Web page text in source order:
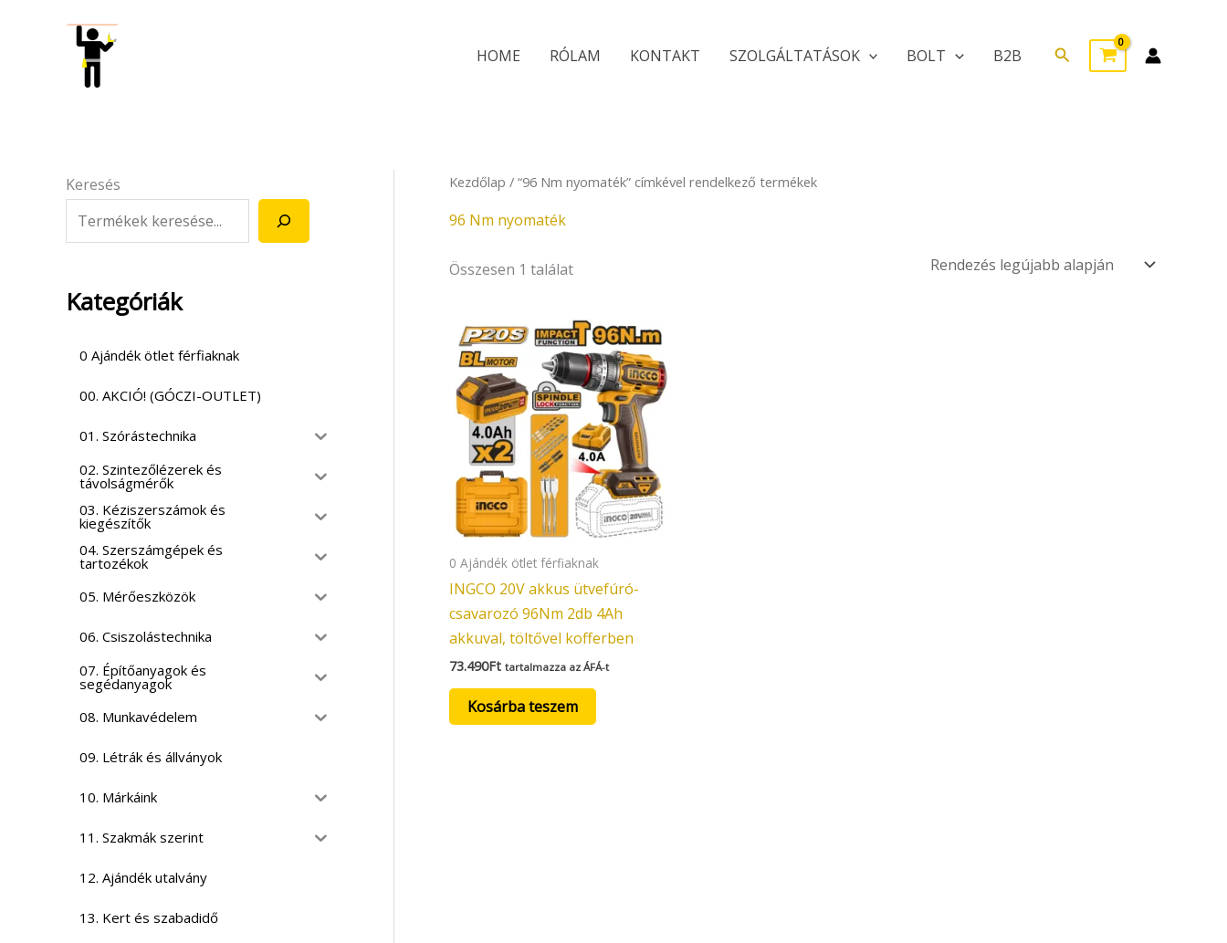
HOME RÓLAM KONTAKT SZOLGÁLTATÁSOK BOLT B2B Search
Keresés
Kategóriák
0 Ajándék ötlet férfiaknak
00. AKCIÓ! (GÓCZI-OUTLET)
01. Szórástechnika
02. Szintezőlézerek és
távolságmérők
03. Kéziszerszámok és
kiegészítők
04. Szerszámgépek és
tartozékok
05. Mérőeszközök
06. Csiszolástechnika
07. Építőanyagok és
segédanyagok
08. Munkavédelem
09. Létrák és állványok
10. Márkáink
11. Szakmák szerint
12. Ajándék utalvány
13. Kert és szabadidő
Kezdőlap / “96 Nm nyomaték” címkével rendelkező termékek
96 Nm nyomaték
Összesen 1 találat
0 Ajándék ötlet férfiaknak
INGCO 20V akkus ütvefúró-
csavarozó 96Nm 2db 4Ah
akkuval, töltővel kofferben
73.490Ft tartalmazza az ÁFÁ-t
Kosárba teszem